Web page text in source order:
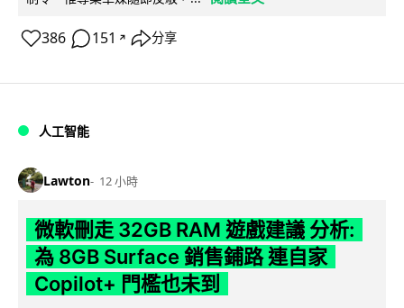
386 151 ↗ 分享
人工智能
Lawton 12 小時
微軟刪走 32GB RAM 遊戲建議 分析:
為 8GB Surface 銷售鋪路 連自家
Copilot+ 門檻也未到